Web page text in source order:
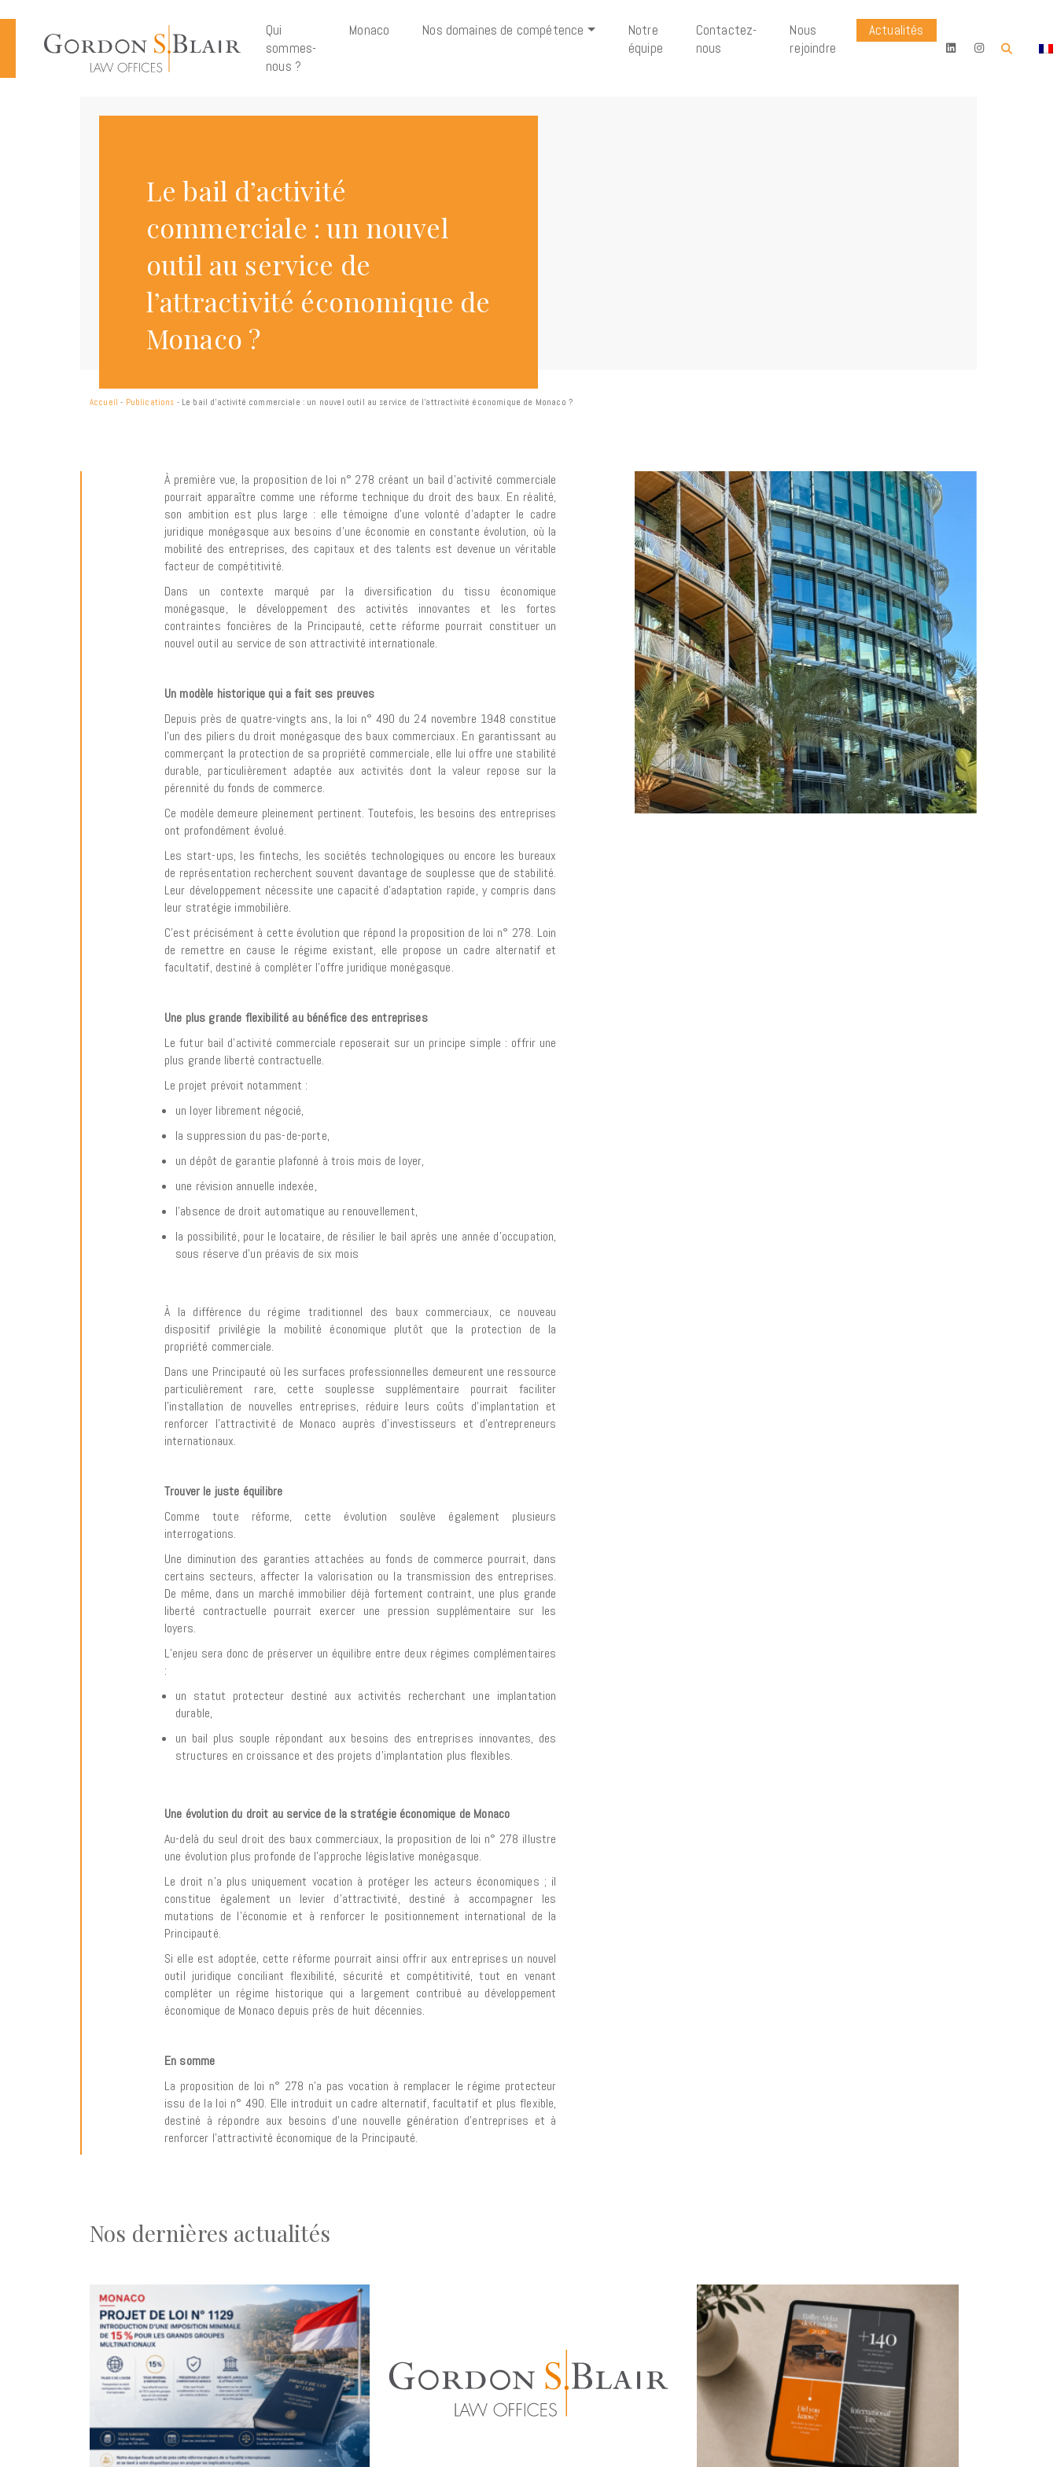
Qui
sommes-
nous ?
Monaco Nos domaines de compétence
Notre
équipe
Contactez-
nous
Nous
rejoindre
Actualités
Le bail d’activité
commerciale : un nouvel
outil au service de
l’attractivité économique de
Monaco ?
Accueil - Publications - Le bail d’activité commerciale : un nouvel outil au service de l’attractivité économique de Monaco ?
À première vue, la proposition de loi n° 278 créant un bail d’activité commerciale
pourrait apparaître comme une réforme technique du droit des baux. En réalité,
son ambition est plus large : elle témoigne d’une volonté d’adapter le cadre
juridique monégasque aux besoins d’une économie en constante évolution, où la
mobilité des entreprises, des capitaux et des talents est devenue un véritable
facteur de compétitivité.
Dans un contexte marqué par la diversification du tissu économique
monégasque, le développement des activités innovantes et les fortes
contraintes foncières de la Principauté, cette réforme pourrait constituer un
nouvel outil au service de son attractivité internationale.
Un modèle historique qui a fait ses preuves
Depuis près de quatre-vingts ans, la loi n° 490 du 24 novembre 1948 constitue
l’un des piliers du droit monégasque des baux commerciaux. En garantissant au
commerçant la protection de sa propriété commerciale, elle lui offre une stabilité
durable, particulièrement adaptée aux activités dont la valeur repose sur la
pérennité du fonds de commerce.
Ce modèle demeure pleinement pertinent. Toutefois, les besoins des entreprises
ont profondément évolué.
Les start-ups, les fintechs, les sociétés technologiques ou encore les bureaux
de représentation recherchent souvent davantage de souplesse que de stabilité.
Leur développement nécessite une capacité d’adaptation rapide, y compris dans
leur stratégie immobilière.
C’est précisément à cette évolution que répond la proposition de loi n° 278. Loin
de remettre en cause le régime existant, elle propose un cadre alternatif et
facultatif, destiné à compléter l’offre juridique monégasque.
Une plus grande flexibilité au bénéfice des entreprises
Le futur bail d’activité commerciale reposerait sur un principe simple : offrir une
plus grande liberté contractuelle.
Le projet prévoit notamment :
un loyer librement négocié,
la suppression du pas-de-porte,
un dépôt de garantie plafonné à trois mois de loyer,
une révision annuelle indexée,
l’absence de droit automatique au renouvellement,
la possibilité, pour le locataire, de résilier le bail après une année d’occupation,
sous réserve d’un préavis de six mois
À la différence du régime traditionnel des baux commerciaux, ce nouveau
dispositif privilégie la mobilité économique plutôt que la protection de la
propriété commerciale.
Dans une Principauté où les surfaces professionnelles demeurent une ressource
particulièrement rare, cette souplesse supplémentaire pourrait faciliter
l’installation de nouvelles entreprises, réduire leurs coûts d’implantation et
renforcer l’attractivité de Monaco auprès d’investisseurs et d’entrepreneurs
internationaux.
Trouver le juste équilibre
Comme toute réforme, cette évolution soulève également plusieurs
interrogations.
Une diminution des garanties attachées au fonds de commerce pourrait, dans
certains secteurs, affecter la valorisation ou la transmission des entreprises.
De même, dans un marché immobilier déjà fortement contraint, une plus grande
liberté contractuelle pourrait exercer une pression supplémentaire sur les
loyers.
L’enjeu sera donc de préserver un équilibre entre deux régimes complémentaires
:
un statut protecteur destiné aux activités recherchant une implantation
durable,
un bail plus souple répondant aux besoins des entreprises innovantes, des
structures en croissance et des projets d’implantation plus flexibles.
Une évolution du droit au service de la stratégie économique de Monaco
Au-delà du seul droit des baux commerciaux, la proposition de loi n° 278 illustre
une évolution plus profonde de l’approche législative monégasque.
Le droit n’a plus uniquement vocation à protéger les acteurs économiques ; il
constitue également un levier d’attractivité, destiné à accompagner les
mutations de l’économie et à renforcer le positionnement international de la
Principauté.
Si elle est adoptée, cette réforme pourrait ainsi offrir aux entreprises un nouvel
outil juridique conciliant flexibilité, sécurité et compétitivité, tout en venant
compléter un régime historique qui a largement contribué au développement
économique de Monaco depuis près de huit décennies.
En somme
La proposition de loi n° 278 n’a pas vocation à remplacer le régime protecteur
issu de la loi n° 490. Elle introduit un cadre alternatif, facultatif et plus flexible,
destiné à répondre aux besoins d’une nouvelle génération d’entreprises et à
renforcer l’attractivité économique de la Principauté.
Nos dernières actualités